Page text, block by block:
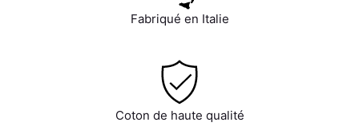
Fabriqué en Italie
Coton de haute qualité